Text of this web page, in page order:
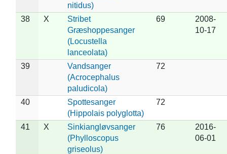
nitidus)
38 X
Stribet
Græshoppesanger
(Locustella
lanceolata)
69
2008-
10-17
39
Vandsanger
(Acrocephalus
paludicola)
72
40
Spottesanger
(Hippolais polyglotta)
72
41 X
Sinkiangløvsanger
(Phylloscopus
griseolus)
76
2016-
06-01